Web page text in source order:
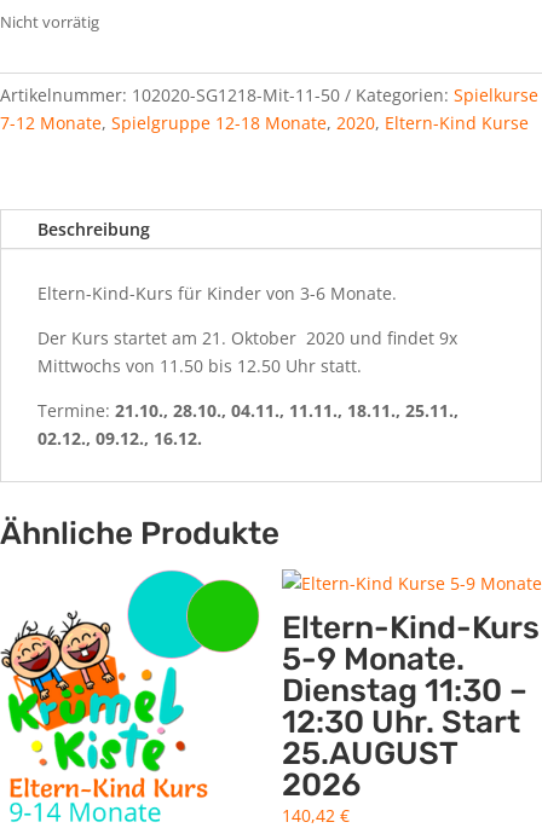
Nicht vorrätig
Artikelnummer: 102020-SG1218-Mit-11-50 Kategorien: Spielkurse
7-12 Monate, Spielgruppe 12-18 Monate, 2020, Eltern-Kind Kurse
Beschreibung
Eltern-Kind-Kurs für Kinder von 3-6 Monate.
Der Kurs startet am 21. Oktober 2020 und findet 9x
Mittwochs von 11.50 bis 12.50 Uhr statt.
Termine: 21.10., 28.10., 04.11., 11.11., 18.11., 25.11.,
02.12., 09.12., 16.12.
Ähnliche Produkte
Eltern-Kind-Kurs
5-9 Monate.
Dienstag 11:30 –
12:30 Uhr. Start
25.AUGUST
2026
140,42 €